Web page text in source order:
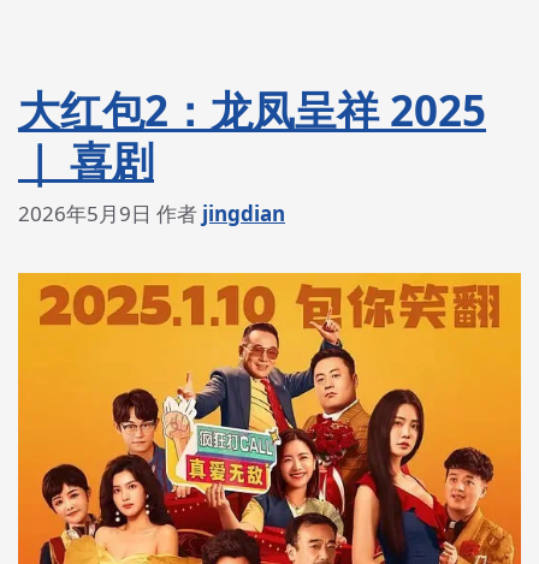
大红包2：龙凤呈祥 2025
｜ 喜剧
2026年5月9日 作者 jingdian